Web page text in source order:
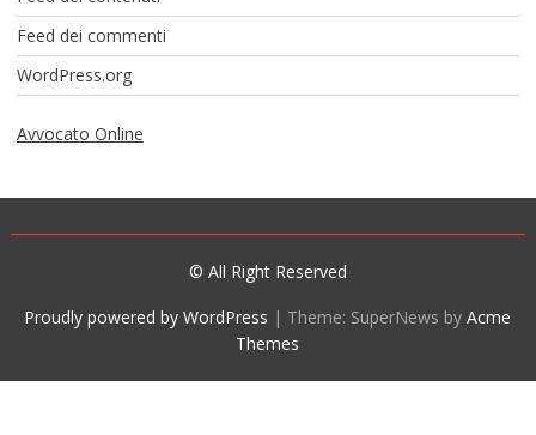
Feed dei commenti
WordPress.org
Avvocato Online
© All Right Reserved
Proudly powered by WordPress | Theme: SuperNews byAcme
Themes